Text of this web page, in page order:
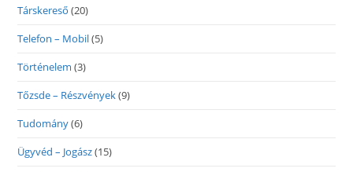
Társkereső (20)
Telefon – Mobil(5)
Történelem (3)
Tőzsde – Részvények(9)
Tudomány(6)
Ügyvéd – Jogász(15)